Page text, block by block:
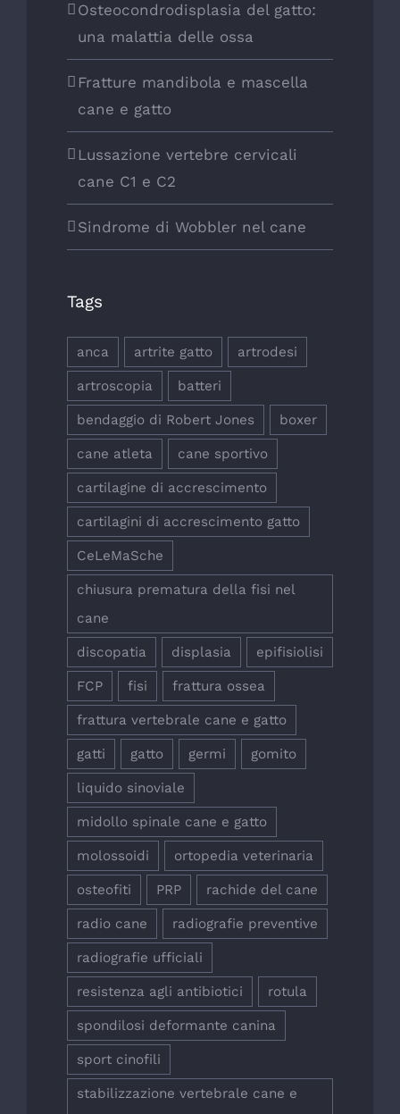
Osteocondrodisplasia del gatto:
una malattia delle ossa
Fratture mandibola e mascella
cane e gatto
Lussazione vertebre cervicali
cane C1 e C2
Sindrome di Wobbler nel cane
Tags
anca artrite gatto artrodesi
artroscopia batteri
bendaggio di Robert Jones boxer
cane atleta cane sportivo
cartilagine di accrescimento
cartilagini di accrescimento gatto
CeLeMaSche
chiusura prematura della fisi nel
cane
discopatia displasia epifisiolisi
FCP fisi frattura ossea
frattura vertebrale cane e gatto
gatti gatto germi gomito
liquido sinoviale
midollo spinale cane e gatto
molossoidi ortopedia veterinaria
osteofiti PRP rachide del cane
radio cane radiografie preventive
radiografie ufficiali
resistenza agli antibiotici rotula
spondilosi deformante canina
sport cinofili
stabilizzazione vertebrale cane e